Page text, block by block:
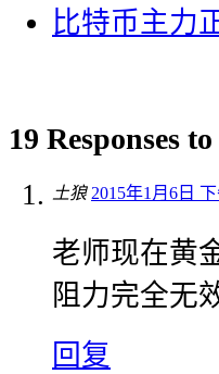
比特币主力
19 Responses
土狼 2015年1月6日
老师现在黄
阻力完全无
回复